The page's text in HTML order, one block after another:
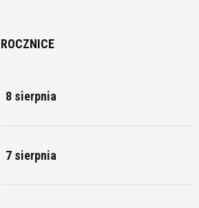
ROCZNICE
8 sierpnia
7 sierpnia